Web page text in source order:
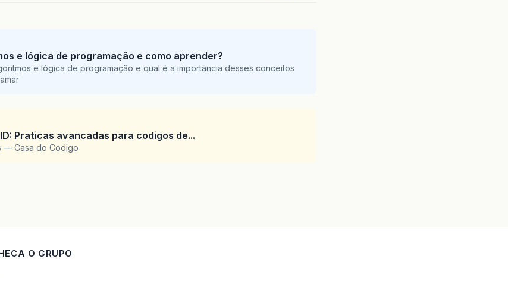
e lógica de programação e como aprender?
e lógica de programação e qual é a importância desses conceitos
Praticas avancadas para codigos de...
— Casa do Codigo
O GRUPO